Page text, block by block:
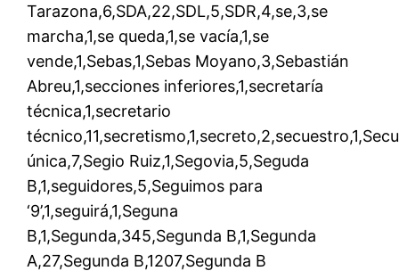
Tarazona,6,SDA,22,SDL,5,SDR,4,se,3,se
marcha,1,se queda,1,se vacía,1,se
vende,1,Sebas,1,Sebas Moyano,3,Sebastián
Abreu,1,secciones inferiores,1,secretaría
técnica,1,secretario
única,7,Segio Ruiz,1,Segovia,5,Seguda
B,1,seguidores,5,Seguimos para
‘9’,1,seguirá,1,Seguna
B,1,Segunda,345,Segunda B,1,Segunda
A,27,Segunda B,1207,Segunda B